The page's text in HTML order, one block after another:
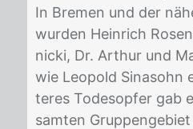
In Bre­men und der
wur­den Hein­rich
ni­cki, Dr. Ar­thur und
wie Leo­pold Si­nasohn
te­res To­des­op­fer gab
sam­ten